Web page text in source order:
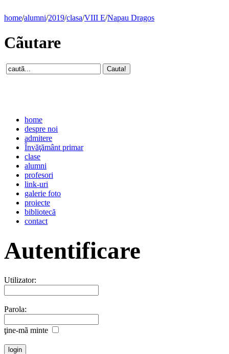
home/alumni/2019/clasa/VIII E/Napau Dragos
Cãutare
home
despre noi
admitere
Învăţământ primar
clase
alumni
profesori
link-uri
galerie foto
proiecte
bibliotecă
contact
Autentificare
Utilizator:
Parola:
ţine-mã minte